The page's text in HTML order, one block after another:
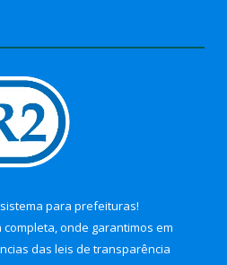
sistema para prefeituras!
completa, onde garantimos em
das leis de transparência